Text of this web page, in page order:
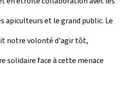
apiculteurs et le grand public. Le
notre volonté d'agir tôt,
solidaire face à cette menace